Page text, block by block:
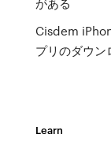
Cisdem
プリのダウン
Learn